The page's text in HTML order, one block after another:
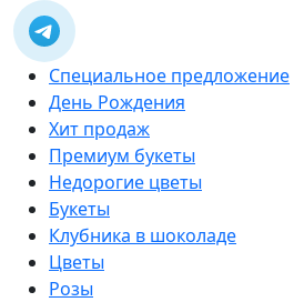
Специальное предложение
День Рождения
Хит продаж
Премиум букеты
Недорогие цветы
Букеты
Клубника в шоколаде
Цветы
Розы